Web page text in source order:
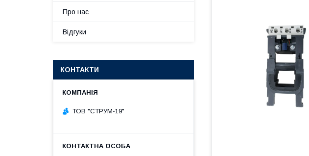
Про нас
Відгуки
КОНТАКТИ
ТОВ "СТРУМ-19"